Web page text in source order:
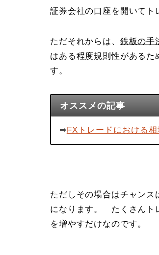
証券会社の口座を開いてト
ただそれからは、 鉄板の手
はある程度規則性があるた
す。
オススメの記事
➡︎ FXトレードにおける
ただしその場合はチャン
になります。 たくさんト
を増やすだけなのです。